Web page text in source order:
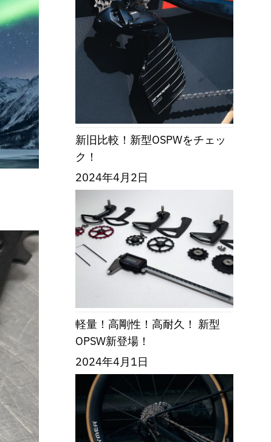
新旧比較！新型OSPWをチェッ
ク！
2024年4月2日
軽量！高剛性！高耐久！ 新型
OPSW新登場！
2024年4月1日